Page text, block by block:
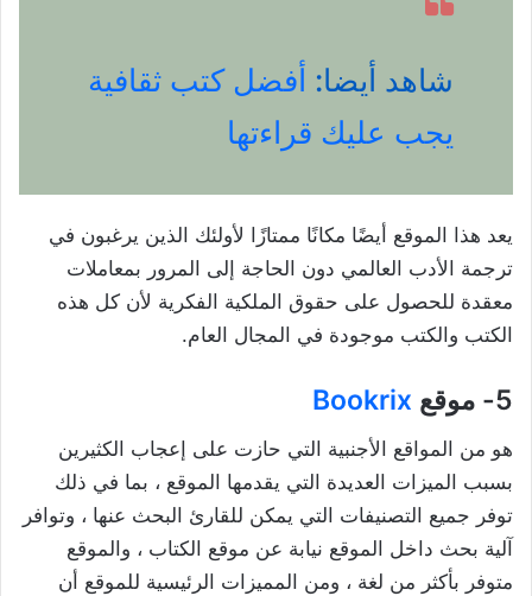
شاهد أيضا: أفضل كتب ثقافية
يجب عليك قراءتها
يعد هذا الموقع أيضًا مكانًا ممتازًا لأولئك الذين يرغبون في
ترجمة الأدب العالمي دون الحاجة إلى المرور بمعاملات
معقدة للحصول على حقوق الملكية الفكرية لأن كل هذه
الكتب والكتب موجودة في المجال العام.
5- موقع Bookrix
هو من المواقع الأجنبية التي حازت على إعجاب الكثيرين
بسبب الميزات العديدة التي يقدمها الموقع ، بما في ذلك
توفر جميع التصنيفات التي يمكن للقارئ البحث عنها ، وتوافر
آلية بحث داخل الموقع نيابة عن موقع الكتاب ، والموقع
متوفر بأكثر من لغة ، ومن المميزات الرئيسية للموقع أن